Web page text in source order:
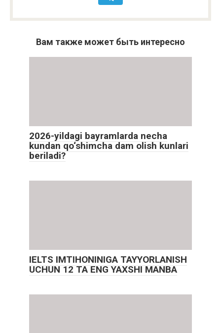
Вам также может быть интересно
2026-yildagi bayramlarda necha
kundan qo‘shimcha dam olish kunlari
beriladi?
IELTS IMTIHONINIGA TAYYORLANISH
UCHUN 12 TA ENG YAXSHI MANBA